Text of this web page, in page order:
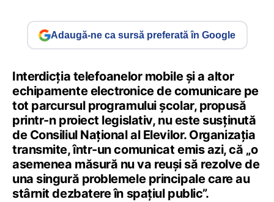
Adaugă-ne ca sursă preferată în Google
Interdicția telefoanelor mobile și a altor
echipamente electronice de comunicare pe
tot parcursul programului școlar, propusă
printr-n proiect legislativ, nu este susținută
de Consiliul Național al Elevilor. Organizația
transmite, într-un comunicat emis azi, că „o
asemenea măsură nu va reuși să rezolve de
una singură problemele principale care au
stârnit dezbatere în spațiul public”.